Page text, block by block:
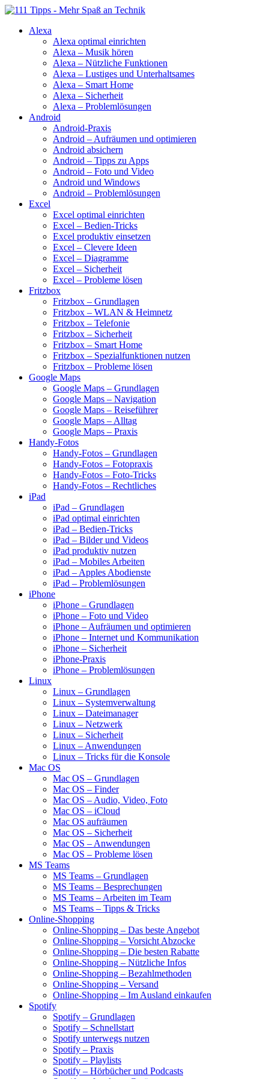
Alexa
Alexa optimal einrichten
Alexa – Musik hören
Alexa – Nützliche Funktionen
Alexa – Lustiges und Unterhaltsames
Alexa – Smart Home
Alexa – Sicherheit
Alexa – Problemlösungen
Android
Android-Praxis
Android – Aufräumen und optimieren
Android absichern
Android – Tipps zu Apps
Android – Foto und Video
Android und Windows
Android – Problemlösungen
Excel
Excel optimal einrichten
Excel – Bedien-Tricks
Excel produktiv einsetzen
Excel – Clevere Ideen
Excel – Diagramme
Excel – Sicherheit
Excel – Probleme lösen
Fritzbox
Fritzbox – Grundlagen
Fritzbox – WLAN & Heimnetz
Fritzbox – Telefonie
Fritzbox – Sicherheit
Fritzbox – Smart Home
Fritzbox – Spezialfunktionen nutzen
Fritzbox – Probleme lösen
Google Maps
Google Maps – Grundlagen
Google Maps – Navigation
Google Maps – Reiseführer
Google Maps – Alltag
Google Maps – Praxis
Handy-Fotos
Handy-Fotos – Grundlagen
Handy-Fotos – Fotopraxis
Handy-Fotos – Foto-Tricks
Handy-Fotos – Rechtliches
iPad
iPad – Grundlagen
iPad optimal einrichten
iPad – Bedien-Tricks
iPad – Bilder und Videos
iPad produktiv nutzen
iPad – Mobiles Arbeiten
iPad – Apples Abodienste
iPad – Problemlösungen
iPhone
iPhone – Grundlagen
iPhone – Foto und Video
iPhone – Aufräumen und optimieren
iPhone – Internet und Kommunikation
iPhone – Sicherheit
iPhone-Praxis
iPhone – Problemlösungen
Linux
Linux – Grundlagen
Linux – Systemverwaltung
Linux – Dateimanager
Linux – Netzwerk
Linux – Sicherheit
Linux – Anwendungen
Linux – Tricks für die Konsole
Mac OS
Mac OS – Grundlagen
Mac OS – Finder
Mac OS – Audio, Video, Foto
Mac OS – iCloud
Mac OS aufräumen
Mac OS – Sicherheit
Mac OS – Anwendungen
Mac OS – Probleme lösen
MS Teams
MS Teams – Grundlagen
MS Teams – Besprechungen
MS Teams – Arbeiten im Team
MS Teams – Tipps & Tricks
Online-Shopping
Online-Shopping – Das beste Angebot
Online-Shopping – Vorsicht Abzocke
Online-Shopping – Die besten Rabatte
Online-Shopping – Nützliche Infos
Online-Shopping – Bezahlmethoden
Online-Shopping – Versand
Online-Shopping – Im Ausland einkaufen
Spotify
Spotify – Grundlagen
Spotify – Schnellstart
Spotify unterwegs nutzen
Spotify – Praxis
Spotify – Playlists
Spotify – Hörbücher und Podcasts